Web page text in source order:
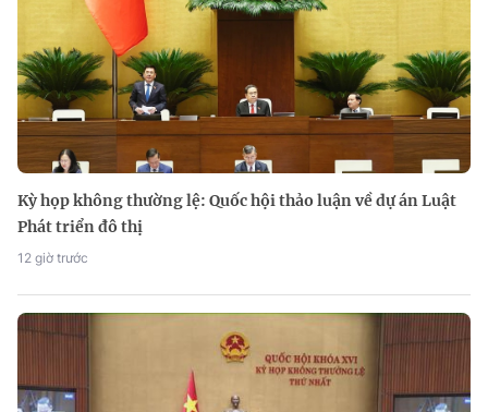
Kỳ họp không thường lệ: Quốc hội thảo luận về dự án Luật
Phát triển đô thị
12 giờ trước